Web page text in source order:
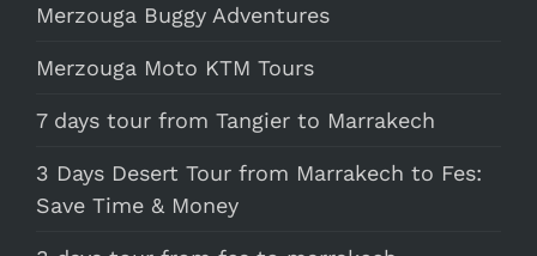
Merzouga Buggy Adventures
Merzouga Moto KTM Tours
7 days tour from Tangier to Marrakech
3 Days Desert Tour from Marrakech to Fes:
Save Time & Money